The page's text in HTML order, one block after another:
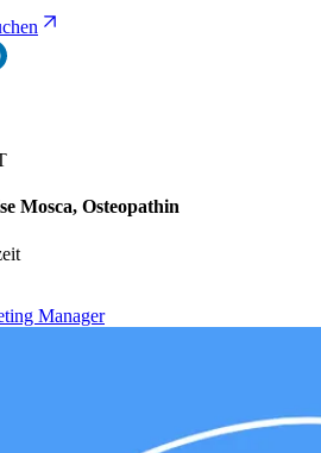
Mosca, Osteopathin
Manager